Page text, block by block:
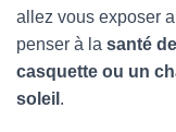
allez vous exposer
penser à la santé
casquette ou un
soleil .